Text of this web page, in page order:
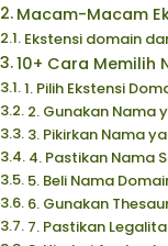
Macam-Macam
Ekstensi domain
10+ Cara Memilih
1. Pilih Ekstensi
2. Gunakan Nama
3. Pikirkan Nama
4. Pastikan Nama
5. Beli Nama
6. Gunakan
7. Pastikan